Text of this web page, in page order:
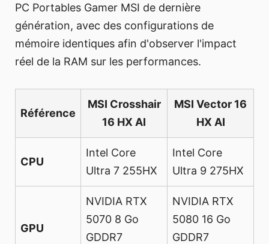
PC Portables Gamer MSI de dernière
génération, avec des configurations de
mémoire identiques afin d'observer l'impact
réel de la RAM sur les performances.
Référence
MSI Crosshair
16 HX AI
MSI Vector 16
HX AI
CPU
Intel Core
Ultra 7 255HX
Intel Core
Ultra 9 275HX
GPU
NVIDIA RTX
5070 8 Go
GDDR7
NVIDIA RTX
5080 16 Go
GDDR7